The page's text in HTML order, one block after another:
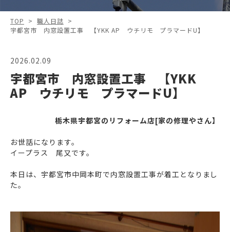
TOP > 職人日誌 >
宇都宮市 内窓設置工事 【YKK AP ウチリモ プラマードU】
2026.02.09
宇都宮市 内窓設置工事 【YKK
AP ウチリモ プラマードU】
栃木県宇都宮のリフォーム店[家の修理やさん】
お世話になります。
イープラス 尾又です。
本日は、宇都宮市中岡本町で内窓設置工事が着工となりまし
た。